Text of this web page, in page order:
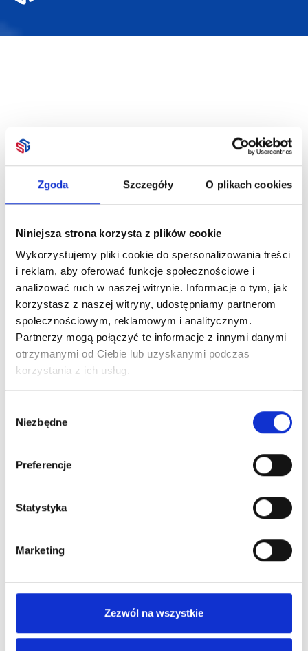
Zgoda Szczegóły O plikach cookies
Niniejsza strona korzysta z plików cookie
Wykorzystujemy pliki cookie do spersonalizowania treści
i reklam, aby oferować funkcje społecznościowe i
analizować ruch w naszej witrynie. Informacje o tym, jak
korzystasz z naszej witryny, udostępniamy partnerom
społecznościowym, reklamowym i analitycznym.
Partnerzy mogą połączyć te informacje z innymi danymi
otrzymanymi od Ciebie lub uzyskanymi podczas
korzystania z ich usług.
zgody
Niezbędne
Preferencje
Statystyka
Marketing
Zezwól na wszystkie